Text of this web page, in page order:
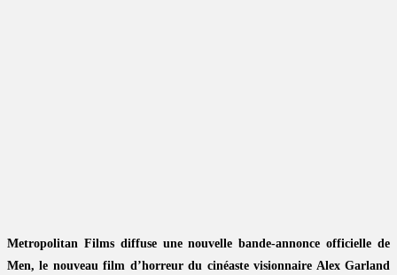
Metropolitan Films diffuse une nouvelle bande-annonce officielle de
Men, le nouveau film d’horreur du cinéaste visionnaire Alex Garland